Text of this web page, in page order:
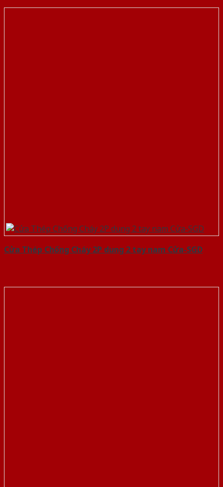
Cửa Thép Chống Cháy 2P dung 2 tay nam Cửa-SGD